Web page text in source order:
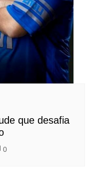
que desafia
0